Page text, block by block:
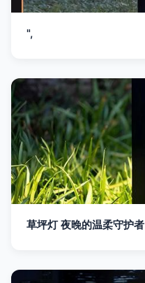
",
草坪灯 夜晚的温柔守护者